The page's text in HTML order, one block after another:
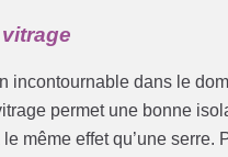
incontournable dans le
permet une bonne
même effet qu’une